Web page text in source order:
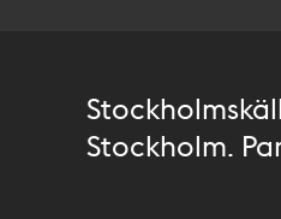
Stockholm.